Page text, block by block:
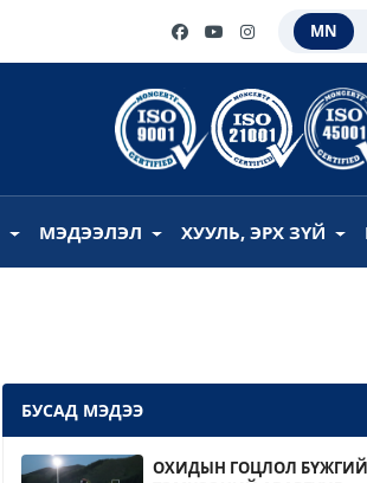
MN
МЭДЭЭЛЭЛ ХУУЛЬ, ЭРХ ЗҮЙ
БУСАД МЭДЭЭ
ОХИДЫН ГОЦЛОЛ